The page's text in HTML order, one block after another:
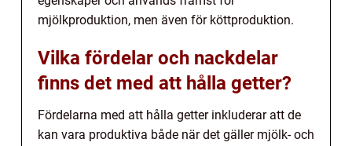
mjölkproduktion, men även för köttproduktion.
Vilka fördelar och nackdelar
finns det med att hålla getter?
Fördelarna med att hålla getter inkluderar att de
kan vara produktiva både när det gäller mjölk- och